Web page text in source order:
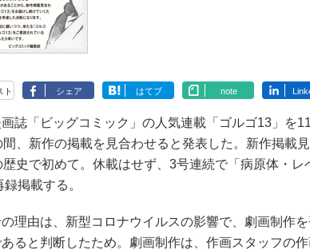
ト シェア はてブ note
誌「ビッグコミック」の人気連載「ゴルゴ13」を
、新作の掲載を見合わせると発表した。新作掲載
史で初めて。休載はせず、3号連続で「病原体・レ
掲載する。
理由は、新型コロナウイルスの影響で、劇画制作を
ると判断したため。劇画制作は、作画スタッフの